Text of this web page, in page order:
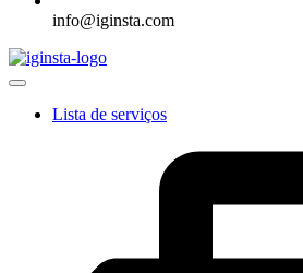
info@iginsta.com
Lista de serviços